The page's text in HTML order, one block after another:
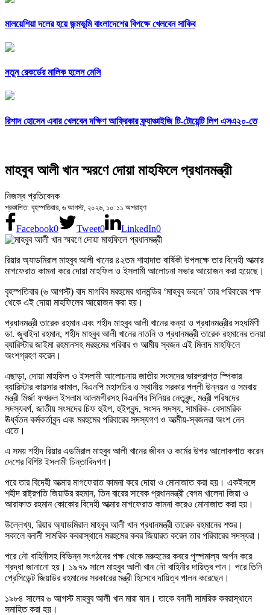
মালয়েশিয়া দলের হয়ে জন্মভূমি বাংলাদেশের বিপক্ষে খেলবেন সাকিব
নতুন রেকর্ডের মালিক হলেন মেসি
রিশাদ হোসেন এবার খেলবেন দক্ষিণ আফ্রিকার ফ্র্যাঞ্চাইজি টি-টোয়েন্টি লিগ এসএ২০-তে
মাহবুব আলী খান স্মরণে দোয়া মাহফিলে প্রধানমন্ত্রী
নিজস্ব প্রতিবেদক
প্রকাশিত: বৃহস্পতিবার, ৬ আগস্ট, ২০২৬, ১০:১১ অপরাহ্ণ
Facebook0 Tweet0 LinkedIn0
রিয়ার অ্যাডমিরাল মাহবুব আলী খানের ৪২তম শাহাদাত বার্ষিকী উপলক্ষে তার বিদেহী আত্মার
মাগফেরাত কামনা করে দোয়া মাহফিল ও ইসলামী আলোচনা সভার আয়োজন করা হয়েছে।
বৃহস্পতিবার (৬ আগস্ট) বাদ মাগরিব মরহুমের ধানমন্ডির ‘মাহবুব ভবনে’ তার পরিবারের পক্ষ
থেকে এই দোয়া মাহফিলের আয়োজন করা হয়।
প্রধানমন্ত্রী তারেক রহমান এবং শহীদ মাহবুব আলী খানের কন্যা ও প্রধানমন্ত্রীর সহধর্মিণী
ডা. জুবাইদা রহমান, শহীদ মাহবুব আলী খানের নাতনি ও প্রধানমন্ত্রী তারেক রহমানের তনয়া
ব্যারিস্টার জাইমা রহমানসহ মরহুমের পরিবার ও আত্মীয় স্বজন এই মিলাদ মাহফিলে
অংশগ্রহণ করেন।
এছাড়া, দোয়া মাহফিল ও ইসলামী আলোচনায় জাতীয় সংসদের ভারপ্রাপ্ত স্পিকার
ব্যারিস্টার কায়সার কামাল, বিএনপি মহাসচিব ও স্থানীয় সরকার পল্লী উন্নয়ন ও সমবায়
মন্ত্রী মির্জা ফখরুল ইসলাম আলমগীরসহ বিএনপির সিনিয়র নেতৃবৃন্দ, মন্ত্রী পরিষদের
সদস্যবর্গ, জাতীয় সংসদের চিফ হুইপ, হুইপবৃন্দ, সংসদ সদস্য, সামরিক- বেসামরিক
ঊর্ধ্বতন কর্মকর্তাবৃন্দ এবং মরহুমের পরিবারের সদস্যগণ ও আত্মীয়-স্বজনরা অংশ নেন
এতে।
এ সময় শহীদ রিয়ার এডমিরাল মাহবুব আলী খানের জীবন ও কর্মের উপর আলোকপাত করেন
দেশের বিশিষ্ট ইসলামী চিন্তাবিদগণ।
পরে তার বিদেহী আত্মার মাগফেরাত কামনা করে দোয়া ও মোনাজাত করা হয়। একইসঙ্গে
শহীদ রাষ্ট্রপতি জিয়াউর রহমান, তিন বারের সাবেক প্রধানমন্ত্রী বেগম খালেদা জিয়া ও
আরাফাত রহমান কোকোর বিদেহী আত্মার মাগফেরাত কামনা করেও মোনাজাত করা হয়।
উল্লেখ্য, রিয়ার অ্যাডমিরাল মাহবুব আলী খান প্রধানমন্ত্রী তারেক রহমানের শশুর।
সকালে বনানী সামরিক কবরাস্থানে মরহুমের কবর জিয়ারত করেন তার পরিবারের সদস্যরা।
পরে নৌ বাহিনীসহ বিভিন্ন সংগঠনের পক্ষ থেকে মরুহমের কবরে পুস্পমাল্য অর্পন করে
শ্রদ্ধা জানানো হয়। ১৯৭৯ সালে মাহবুব আলী খান নৌ বাহিনীর দায়িত্ব পান। পরে তিনি
প্রেসিডেন্ট জিয়াউর রহমানের সরকারের মন্ত্রী হিসেবে দায়িত্ব পালন করেছেন।
১৯৮৪ সালের ৬ আগস্ট মাহবুব আলী খান মারা যান। তাকে বনানী সামরিক কবরাস্থানে
সমাহিত করা হয়।